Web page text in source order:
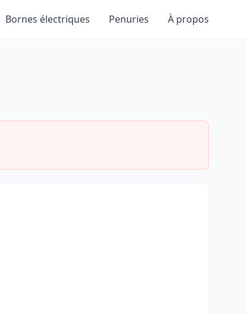
Bornes électriques Penuries À propos